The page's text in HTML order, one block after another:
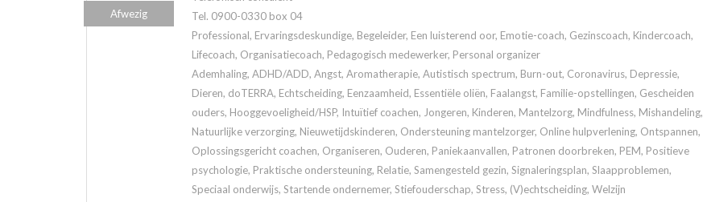
Tel. 0900-0330 box 04
Professional, Ervaringsdeskundige, Begeleider, Een luisterend oor, Emotie-coach, Gezinscoach, Kindercoach,
Lifecoach, Organisatiecoach, Pedagogisch medewerker, Personal organizer
Ademhaling, ADHD/ADD, Angst, Aromatherapie, Autistisch spectrum, Burn-out, Coronavirus, Depressie,
Dieren, doTERRA, Echtscheiding, Eenzaamheid, Essentiële oliën, Faalangst, Familie-opstellingen, Gescheiden
ouders, Hooggevoeligheid/HSP, Intuïtief coachen, Jongeren, Kinderen, Mantelzorg, Mindfulness, Mishandeling,
Natuurlijke verzorging, Nieuwetijdskinderen, Ondersteuning mantelzorger, Online hulpverlening, Ontspannen,
Oplossingsgericht coachen, Organiseren, Ouderen, Paniekaanvallen, Patronen doorbreken, PEM, Positieve
psychologie, Praktische ondersteuning, Relatie, Samengesteld gezin, Signaleringsplan, Slaapproblemen,
Speciaal onderwijs, Startende ondernemer, Stiefouderschap, Stress, (V)echtscheiding, Welzijn
Afwezig